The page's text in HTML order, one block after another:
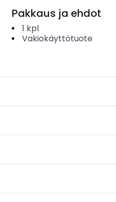
Pakkaus ja ehdot
1 kpl
Vakiokäyttötuote